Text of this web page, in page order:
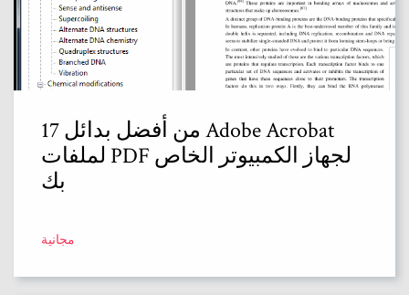
17 من أفضل بدائل Adobe Acrobat
لملفات PDF لجهاز الكمبيوتر الخاص
بك
مجانية